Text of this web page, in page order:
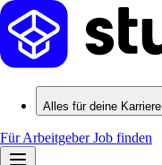
Alles für deine Karriere
Für ArbeitgeberJob finden